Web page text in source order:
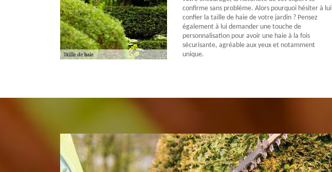
confirme sans problème. Alors pourquoi hésiter à lui
confier la taille de haie de votre jardin ? Pensez
également à lui demander une touche de
personnalisation pour avoir une haie à la fois
sécurisante, agréable aux yeux et notamment
unique.